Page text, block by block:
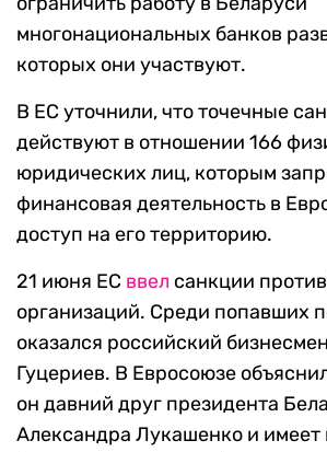
многонациональных банков
которых они участвуют.
В ЕС уточнили, что точечные
действуют в отношении 166
юридических лиц, которым
финансовая деятельность в
доступ на его территорию.
21 июня ЕС ввел санкции
организаций. Среди попавших
оказался российский
Гуцериев. В Евросоюзе
он давний друг президента
Александра Лукашенко и имеет